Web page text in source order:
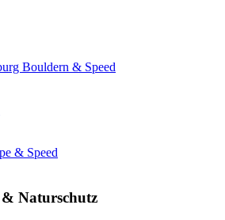
Bouldern & Speed
& Speed
Naturschutz